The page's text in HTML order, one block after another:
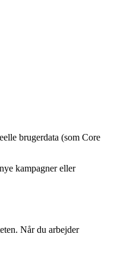
brugerdata (som Core
kampagner eller
Når du arbejder